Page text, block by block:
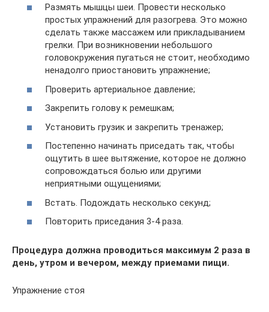
Размять мышцы шеи. Провести несколько
простых упражнений для разогрева. Это можно
сделать также массажем или прикладыванием
грелки. При возникновении небольшого
головокружения пугаться не стоит, необходимо
ненадолго приостановить упражнение;
Проверить артериальное давление;
Закрепить голову к ремешкам;
Установить грузик и закрепить тренажер;
Постепенно начинать приседать так, чтобы
ощутить в шее вытяжение, которое не должно
сопровождаться болью или другими
неприятными ощущениями;
Встать. Подождать несколько секунд;
Повторить приседания 3-4 раза.
Процедура должна проводиться максимум 2 раза в
день, утром и вечером, между приемами пищи.
Упражнение стоя